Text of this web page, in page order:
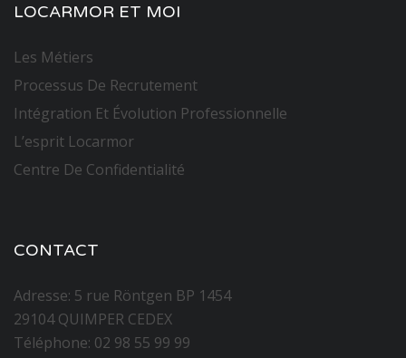
LOCARMOR ET MOI
Les Métiers
Processus De Recrutement
Intégration Et Évolution Professionnelle
L’esprit Locarmor
Centre De Confidentialité
CONTACT
Adresse: 5 rue Röntgen BP 1454
29104 QUIMPER CEDEX
Téléphone: 02 98 55 99 99